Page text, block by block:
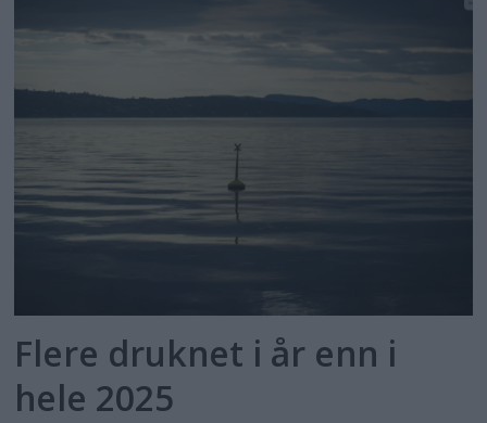
Flere druknet i år enn i
hele 2025